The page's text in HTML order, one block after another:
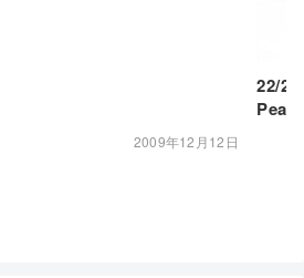
2009年12月12日
22/